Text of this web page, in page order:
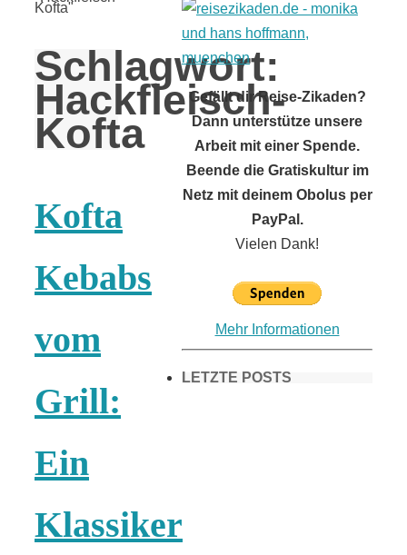
Kofta"
Schlagwort:
Hackfleisch-
Kofta
Kofta
Kebabs
vom
Grill:
Ein
Klassiker
Gefällt dir Reise-Zikaden?
Dann unterstütze unsere
Arbeit mit einer Spende.
Beende die Gratiskultur im
Netz mit deinem Obolus per
PayPal.
Vielen Dank!
Mehr Informationen
LETZTE POSTS